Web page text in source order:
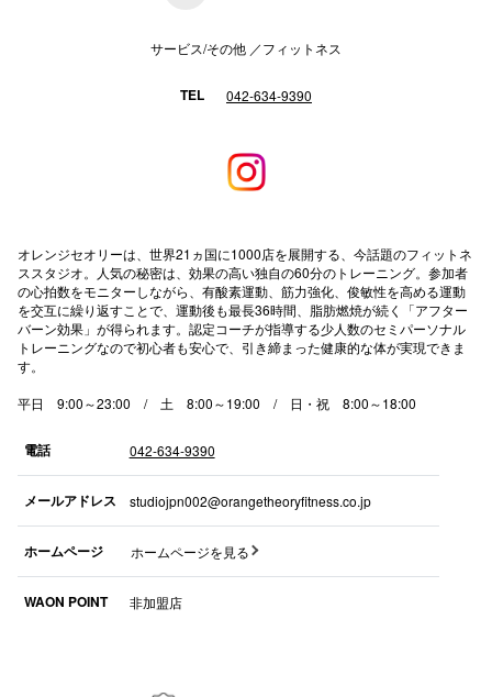
サービス/その他 ／フィットネス
TEL 042-634-9390
オレンジセオリーは、世界21ヵ国に1000店を展開する、今話題のフィットネ
ススタジオ。人気の秘密は、効果の高い独自の60分のトレーニング。参加者
の心拍数をモニターしながら、有酸素運動、筋力強化、俊敏性を高める運動
を交互に繰り返すことで、運動後も最長36時間、脂肪燃焼が続く「アフター
バーン効果」が得られます。認定コーチが指導する少人数のセミパーソナル
トレーニングなので初心者も安心で、引き締まった健康的な体が実現できま
す。
平日 9:00～23:00 / 土 8:00～19:00 / 日・祝 8:00～18:00
電話 042-634-9390
メールアドレス studiojpn002@orangetheoryfitness.co.jp
ホームページ ホームページを見る
WAON POINT 非加盟店
高崎オ
新百合丘
三宮オ